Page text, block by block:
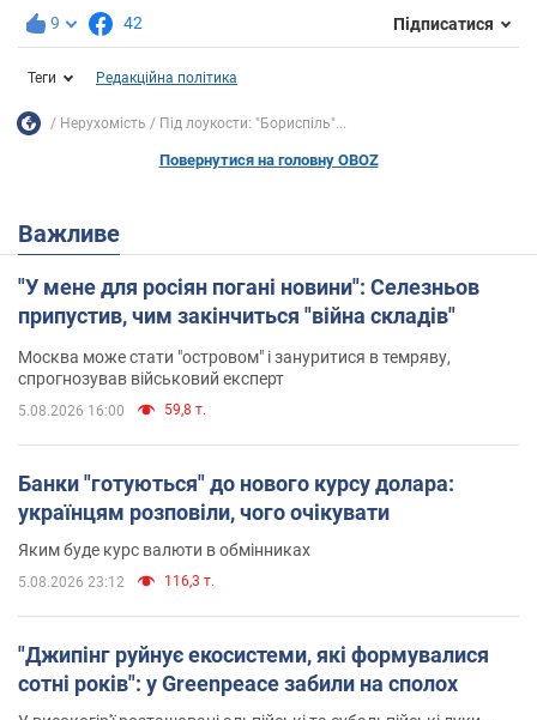
9 42 Підписатися
Теги Редакційна політика
Нерухомість Під лоукости: "Бориспіль"...
Повернутися на головну OBOZ
Важливе
"У мене для росіян погані новини": Селезньов
припустив, чим закінчиться "війна складів"
Москва може стати "островом" і зануритися в темряву,
спрогнозував військовий експерт
5.08.2026 16:00 59,8 т.
Банки "готуються" до нового курсу долара:
українцям розповіли, чого очікувати
Яким буде курс валюти в обмінниках
5.08.2026 23:12 116,3 т.
"Джипінг руйнує екосистеми, які формувалися
сотні років": у Greenpeace забили на сполох